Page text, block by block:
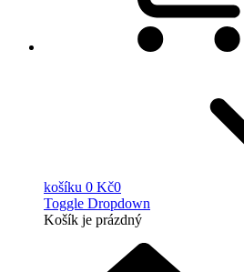
košíku 0 Kč0
Toggle Dropdown
Košík je prázdný